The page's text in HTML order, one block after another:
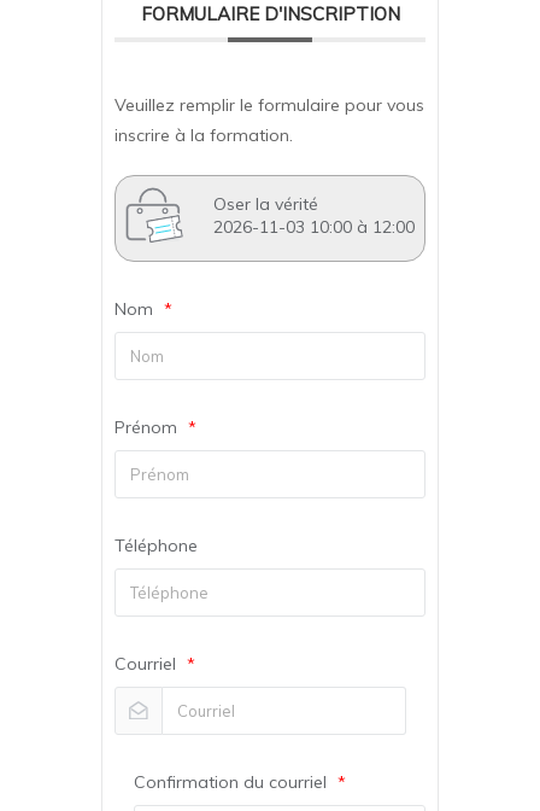
FORMULAIRE D'INSCRIPTION
Veuillez remplir le formulaire pour vous
inscrire à la formation.
Oser la vérité
2026-11-03 10:00 à 12:00
Nom *
Prénom *
Téléphone
Courriel *
Confirmation du courriel *